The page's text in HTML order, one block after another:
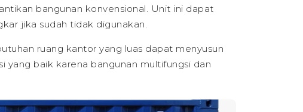
bangunan konvensional. Unit ini dapat
jika sudah tidak digunakan.
ruang kantor yang luas dapat menyusun
yang baik karena bangunan multifungsi dan